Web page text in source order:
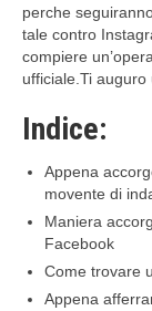
perche
tale contro
compiere
ufficiale.Ti auguro
Indice:
Appena
movente di
Maniera
Facebook
Come trovare
Appena